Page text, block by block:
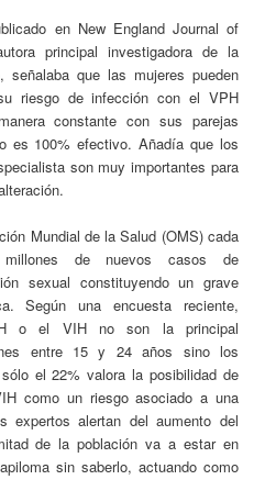
en New England Journal of
principal investigadora de la
señalaba que las mujeres pueden
riesgo de infección con el VPH
constante con sus parejas
es 100% efectivo. Añadía que los
son muy importantes para
Mundial de la Salud (OMS) cada
de nuevos casos de
sexual constituyendo un grave
Según una encuesta reciente,
o el VIH no son la principal
entre 15 y 24 años sino los
el 22% valora la posibilidad de
como un riesgo asociado a una
expertos alertan del aumento del
de la población va a estar en
sin saberlo, actuando como